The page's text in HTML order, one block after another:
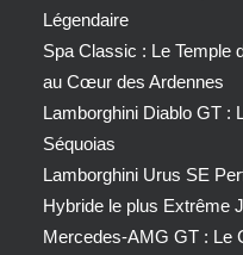
Légendaire
Spa Classic : Le Temple
au Cœur des Ardennes
Lamborghini Diablo GT :
Séquoias
Lamborghini Urus SE
Hybride le plus Extrême
Mercedes-AMG GT : Le